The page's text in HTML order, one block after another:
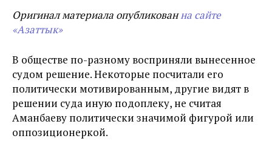
Оригинал материала опубликованна сайте
«Азаттык»
В обществе по-разному восприняли вынесенное
судом решение. Некоторые посчитали его
политически мотивированным, другие видят в
решении суда иную подоплеку, не считая
Аманбаеву политически значимой фигурой или
оппозиционеркой.